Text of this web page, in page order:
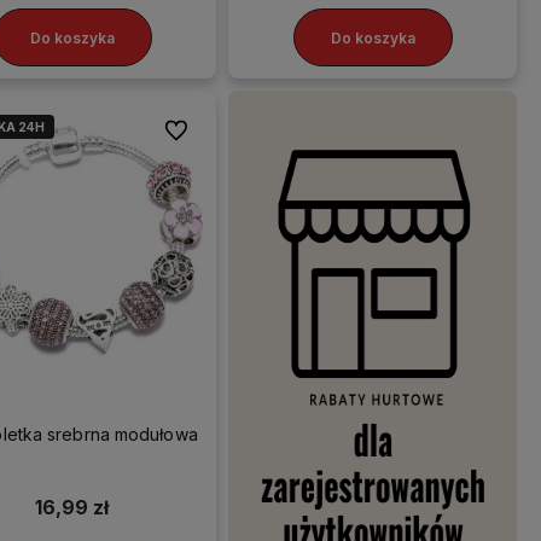
Do koszyka Do koszyka
24H
srebrna modułowa
16,99 zł
Do ulubionych